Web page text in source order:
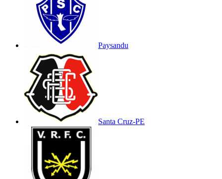
Paysandu
Santa Cruz-PE